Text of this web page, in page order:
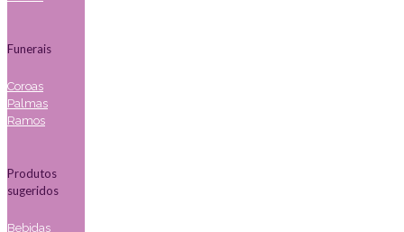
Funerais
Coroas
Palmas
Ramos
Produtos
sugeridos
Bebidas